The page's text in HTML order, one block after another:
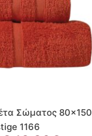
Σώματος 80×150
1166